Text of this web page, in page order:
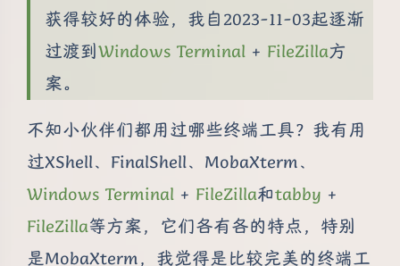
获得较好的体验，我自2023-11-03起逐渐
过渡到Windows Terminal + FileZilla方
案。
不知小伙伴们都用过哪些终端工具？我有用
过XShell、FinalShell、MobaXterm、
Windows Terminal + FileZilla和tabby +
FileZilla等方案，它们各有各的特点，特别
是MobaXterm，我觉得是比较完美的终端工